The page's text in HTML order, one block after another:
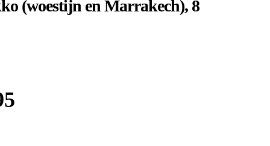
(woestijn en Marrakech), 8